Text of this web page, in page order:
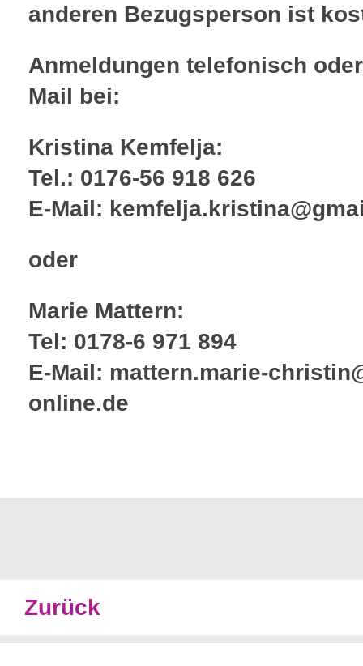
anderen Bezugsperson ist
Anmeldungen telefonisch
Mail bei:
Kristina Kemfelja:
Tel.: 0176-56 918 626
E-Mail:
oder
Marie Mattern:
Tel: 0178-6 971 894
E-Mail: mattern.marie-
online.de
Zurück